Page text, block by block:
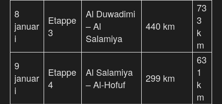
8
januar
i
Etappe
3
Al Duwadimi
– Al
Salamiya
440 km
73
3
k
m
9
januar
i
Etappe
4
Al Salamiya
– Al-Hofuf
299 km
63
1
k
m